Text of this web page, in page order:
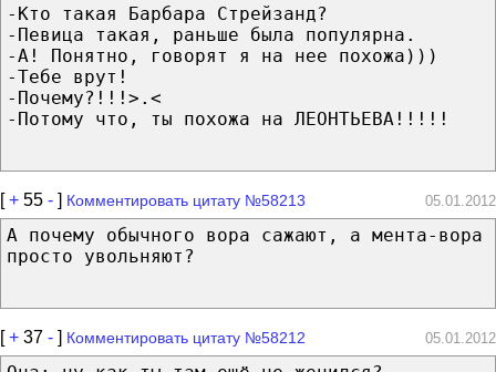
-Кто такая Барбара Стрейзанд?
-Певица такая, раньше была популярна.
-А! Понятно, говорят я на нее похожа)))
-Тебе врут!
-Почему?!!!>.<
-Потому что, ты похожа на ЛЕОНТЬЕВА!!!!!
[+ 55 - ] Комментировать цитату №58213 05.01.2012
А почему обычного вора сажают, а мента-вора
просто увольняют?
[+ 37 - ] Комментировать цитату №58212 05.01.2012